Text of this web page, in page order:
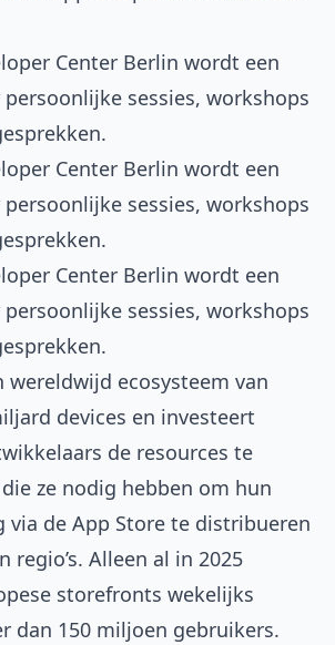
Center Berlin wordt een
sessies, workshops
Center Berlin wordt een
sessies, workshops
Center Berlin wordt een
sessies, workshops
wereldwijd ecosysteem van
devices en investeert
de resources te
ze nodig hebben om hun
via de App Store te distribueren
regio’s. Alleen al in 2025
storefronts wekelijks
dan 150 miljoen gebruikers.